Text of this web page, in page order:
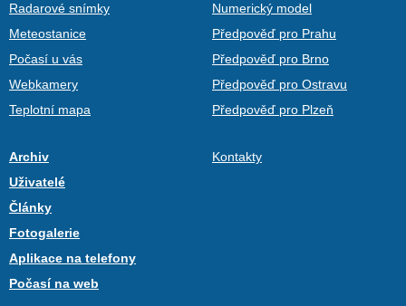
Radarové snímky
Meteostanice
Počasí u vás
Webkamery
Teplotní mapa
Numerický model
Předpověď pro Prahu
Předpověď pro Brno
Předpověď pro Ostravu
Předpověď pro Plzeň
Archiv
Uživatelé
Články
Fotogalerie
Aplikace na telefony
Počasí na web
Kontakty